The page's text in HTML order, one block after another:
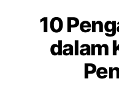
10
dalam